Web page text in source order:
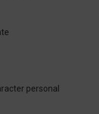
personal